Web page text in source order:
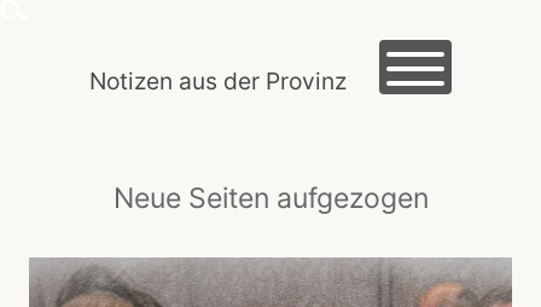
Notizen aus der Provinz
MACLOG
EXKURSIONEN
Neue Seiten aufgezogen